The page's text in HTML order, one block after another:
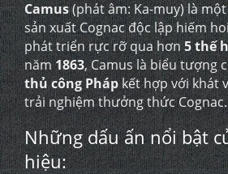
Camus(phát âm: Ka-muy) là
sản xuất Cognac độc lập hiếm
phát triển rực rỡ qua hơn5 thế
năm1863, Camus là biểu tượng
thủ công Phápkết hợp với khát
trải nghiệm thưởng thức Cognac.
Những dấu ấn nổi bật
hiệu: